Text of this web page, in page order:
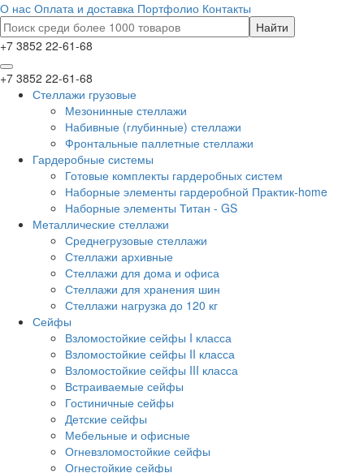
О нас Оплата и доставка Портфолио Контакты
+7 3852 22-61-68
+7 3852 22-61-68
Стеллажи грузовые
Мезонинные стеллажи
Набивные (глубинные) стеллажи
Фронтальные паллетные стеллажи
Гардеробные системы
Готовые комплекты гардеробных систем
Наборные элементы гардеробной Практик-home
Наборные элементы Титан - GS
Металлические стеллажи
Среднегрузовые стеллажи
Стеллажи архивные
Стеллажи для дома и офиса
Стеллажи для хранения шин
Стеллажи нагрузка до 120 кг
Сейфы
Взломостойкие сейфы I класса
Взломостойкие сейфы II класса
Взломостойкие сейфы III класса
Встраиваемые сейфы
Гостиничные сейфы
Детские сейфы
Мебельные и офисные
Огневзломостойкие сейфы
Огнестойкие сейфы